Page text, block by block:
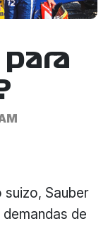
suizo, Sauber
de